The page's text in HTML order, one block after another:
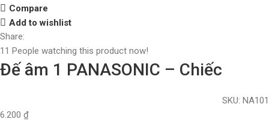
Compare
Add to wishlist
Share:
11 People watching this product now!
Đế âm 1 PANASONIC – Chiếc
SKU: NA101
6.200 ₫